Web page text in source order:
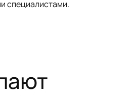
специалистами.